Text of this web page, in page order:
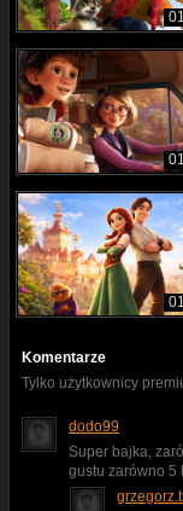
Komentarze
Tylko użytkownicy
dodo99
Super bajka,
gustu zarówno 5